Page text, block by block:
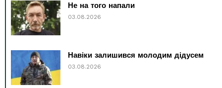
Не на того напали
03.08.2026
Навіки залишився молодим дідусем
03.08.2026